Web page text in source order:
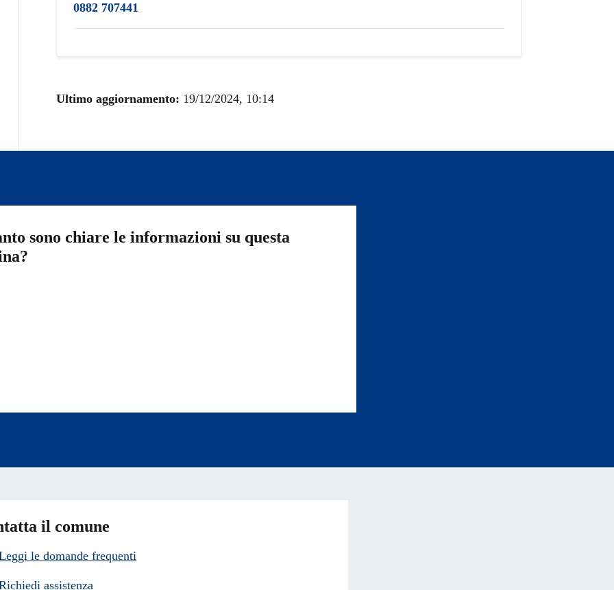
0882 707441
Ultimo aggiornamento: 19/12/2024, 10:14
sono chiare le informazioni su questa
5 stelle su 5
4 stelle su 5
3 stelle su 5
2 stelle su 5
il comune
le domande frequenti
assistenza